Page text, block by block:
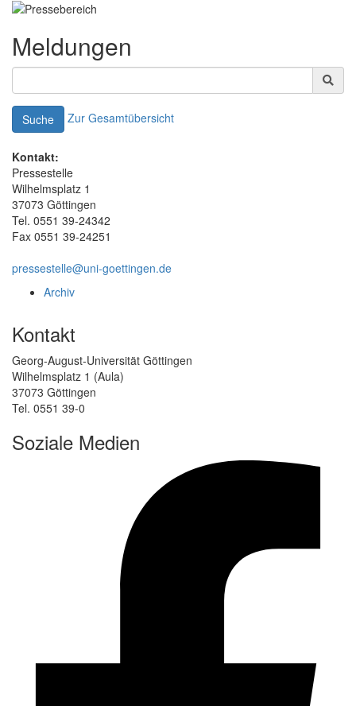
Meldungen
Suche Zur Gesamtübersicht
Kontakt:
Pressestelle
Wilhelmsplatz 1
37073 Göttingen
Tel. 0551 39-24342
Fax 0551 39-24251
pressestelle@uni-goettingen.de
Archiv
Kontakt
Georg-August-Universität Göttingen
Wilhelmsplatz 1 (Aula)
37073 Göttingen
Tel. 0551 39-0
Soziale Medien